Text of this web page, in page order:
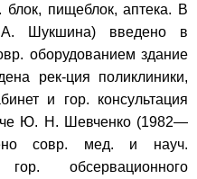
пищеблок, аптека. В
Шукшина) введено в
оборудованием здание
рек-ция поликлиники,
и гор. консультация
Ю. Н. Шевченко (1982—
совр. мед. и науч.
обсервационного